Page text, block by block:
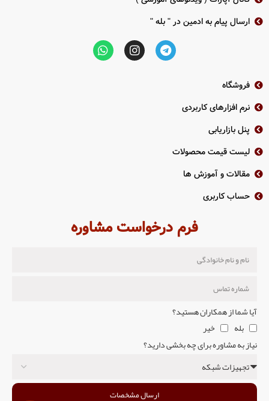
ارسال پیام به ادمین در " بله "
فروشگاه
نرم افزارهای کاربردی
پنل بازاریابی
لیست قیمت محصولات
مقالات و آموزش ها
حساب کاربری
فرم درخواست مشاوره
آیا شما از همکاران هستید؟
بله
خیر
نیاز به مشاوره برای چه بخشی دارید؟
ارسال مشخصات